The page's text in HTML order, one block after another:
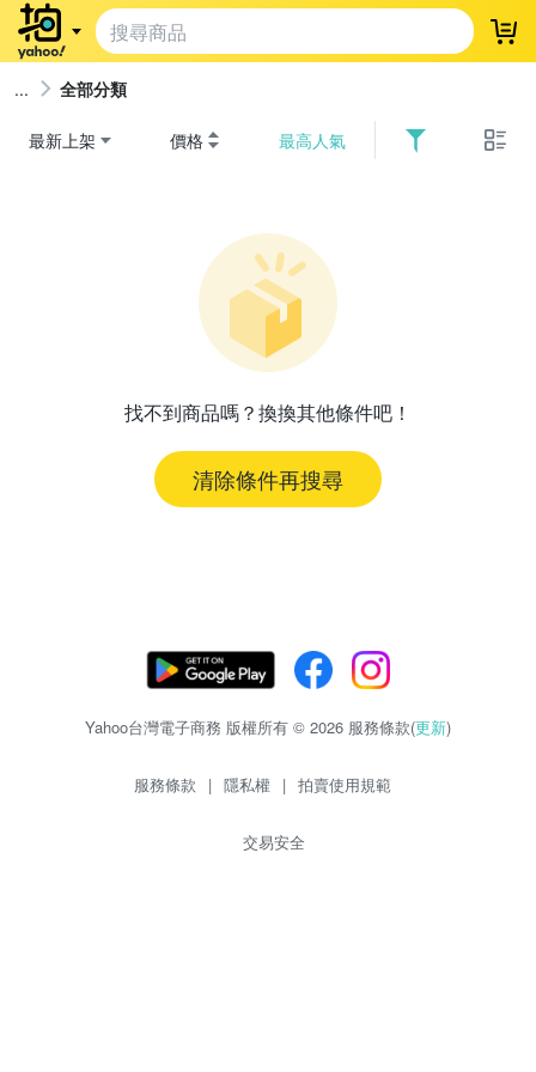
登
全部分類
最新上架 價格 最高人氣
找不到商品嗎？換換其他條件吧！
清除條件再搜尋
Yahoo台灣電子商務 版權所有 © 2026 服務條款(更新)
服務條款 | 隱私權 | 拍賣使用規範
交易安全